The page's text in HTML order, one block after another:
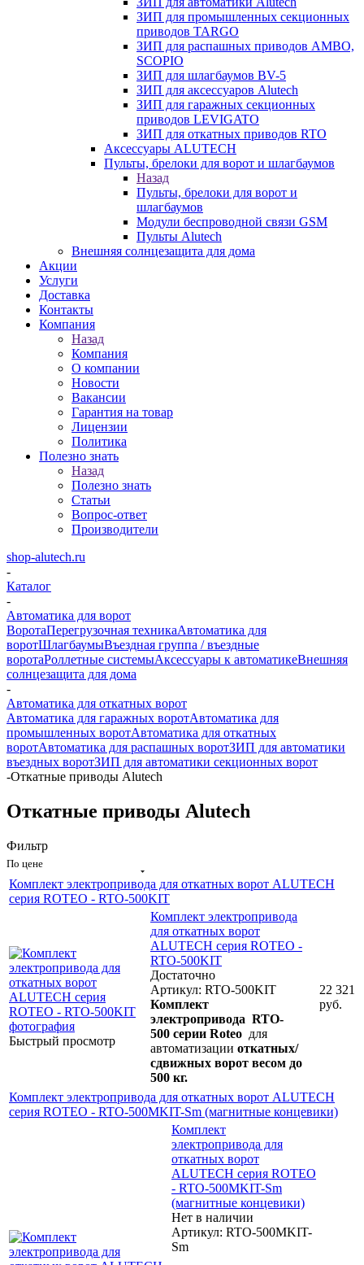
ЗИП для промышленных секционных
приводов TARGO
ЗИП для распашных приводов AMBO,
SCOPIO
ЗИП для шлагбаумов BV-5
ЗИП для аксессуаров Alutech
ЗИП для гаражных секционных
приводов LEVIGATO
ЗИП для откатных приводов RTO
Аксессуары ALUTECH
Пульты, брелоки для ворот и шлагбаумов
Назад
Пульты, брелоки для ворот и
шлагбаумов
Модули беспроводной связи GSM
Пульты Alutech
Внешняя солнцезащита для дома
Акции
Услуги
Доставка
Контакты
Компания
Назад
Компания
О компании
Новости
Вакансии
Гарантия на товар
Лицензии
Политика
Полезно знать
Назад
Полезно знать
Статьи
Вопрос-ответ
Производители
shop-alutech.ru
-
Каталог
-
Автоматика для ворот
ВоротаПерегрузочная техникаАвтоматика для
воротШлагбаумыВъездная группа / въездные
воротаРоллетные системыАксессуары к автоматикеВнешняя
солнцезащита для дома
-
Автоматика для откатных ворот
Автоматика для гаражных воротАвтоматика для
промышленных воротАвтоматика для откатных
воротАвтоматика для распашных воротЗИП для автоматики
въездных воротЗИП для автоматики секционных ворот
-Откатные приводы Alutech
Откатные приводы Alutech
Фильтр
По цене
Комплект электропривода для откатных ворот ALUTECH
серия ROTEO - RTO-500KIT
Быстрый просмотр
Комплект электропривода
для откатных ворот
ALUTECH серия ROTEO -
RTO-500KIT
Достаточно
Артикул: RTO-500KIT
Комплект
электропривода RTO-
500 серии Roteo для
автоматизации откатных/
сдвижных ворот весом до
500 кг.
22 321
руб.
Комплект электропривода для откатных ворот ALUTECH
серия ROTEO - RTO-500MKIT-Sm (магнитные концевики)
Комплект
электропривода для
откатных ворот
ALUTECH серия ROTEO
- RTO-500MKIT-Sm
(магнитные концевики)
Нет в наличии
Артикул: RTO-500MKIT-
Sm